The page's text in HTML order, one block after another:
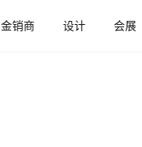
金销商 设计 会展